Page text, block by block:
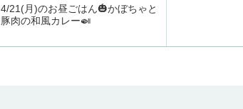
4/21(月)のお昼ごはん🎃かぼちゃと
豚肉の和風カレー🍛